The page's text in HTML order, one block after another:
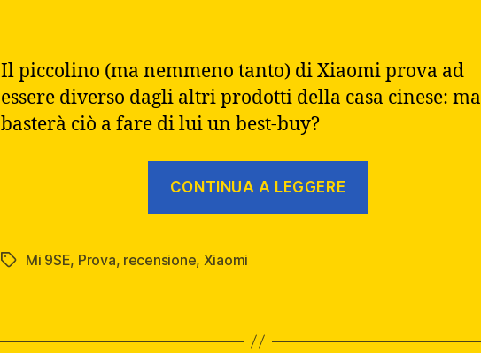
Il piccolino (ma nemmeno tanto) di Xiaomi prova ad
essere diverso dagli altri prodotti della casa cinese: ma
basterà ciò a fare di lui un best-buy?
CONTINUA A LEGGERE
Xiaomi
Tag Mi 9SE, Prova, recensione, Xiaomi